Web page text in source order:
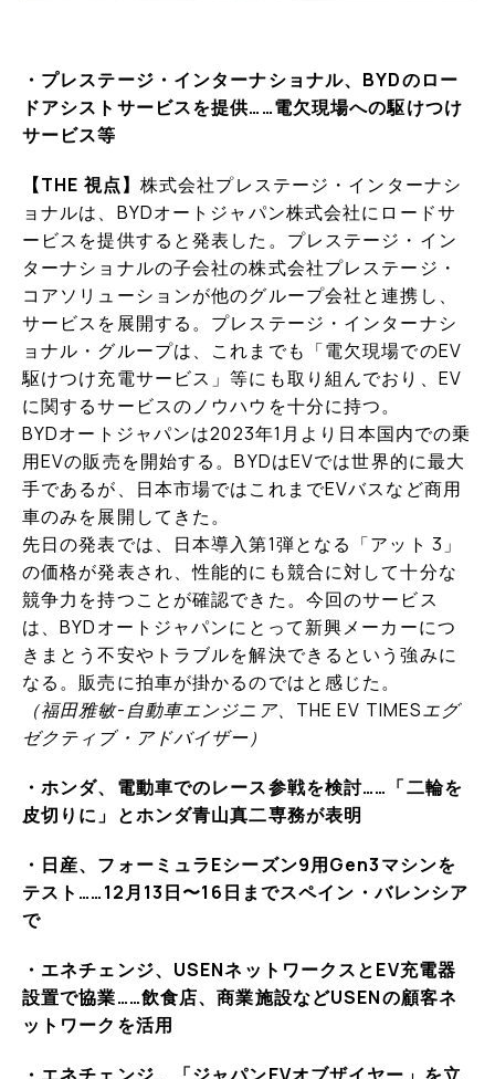
・プレステージ・インターナショナル、BYDのロー
ドアシストサービスを提供……電欠現場への駆けつけ
サービス等
【THE 視点】 株式会社プレステージ・インターナシ
ョナルは、BYDオートジャパン株式会社にロードサ
ービスを提供すると発表した。プレステージ・イン
ターナショナルの子会社の株式会社プレステージ・
コアソリューションが他のグループ会社と連携し、
サービスを展開する。プレステージ・インターナシ
ョナル・グループは、これまでも「電欠現場でのEV
駆けつけ充電サービス」等にも取り組んでおり、EV
に関するサービスのノウハウを十分に持つ。
BYDオートジャパンは2023年1月より日本国内での乗
用EVの販売を開始する。BYDはEVでは世界的に最大
手であるが、日本市場ではこれまでEVバスなど商用
車のみを展開してきた。
先日の発表では、日本導入第1弾となる「アット 3」
の価格が発表され、性能的にも競合に対して十分な
競争力を持つことが確認できた。今回のサービス
は、BYDオートジャパンにとって新興メーカーにつ
きまとう不安やトラブルを解決できるという強みに
なる。販売に拍車が掛かるのではと感じた。
（福田雅敏-自動車エンジニア、THE EV TIMESエグ
ゼクティブ・アドバイザー）
・ホンダ、電動車でのレース参戦を検討……「二輪を
皮切りに」とホンダ青山真二専務が表明
・日産、フォーミュラEシーズン9用Gen3マシンを
テスト……12月13日〜16日までスペイン・バレンシア
で
・エネチェンジ、USENネットワークスとEV充電器
設置で協業……飲食店、商業施設などUSENの顧客ネ
ットワークを活用